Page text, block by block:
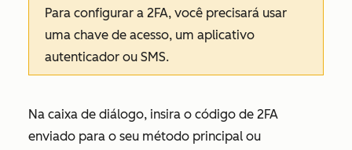
Para configurar a 2FA, você precisará usar
uma chave de acesso, um aplicativo
autenticador ou SMS.
Na caixa de diálogo, insira o código de 2FA
enviado para o seu método principal ou